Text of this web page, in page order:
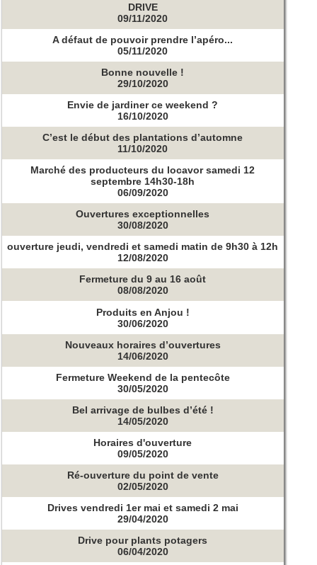
DRIVE
09/11/2020
A défaut de pouvoir prendre l’apéro...
05/11/2020
Bonne nouvelle !
29/10/2020
Envie de jardiner ce weekend ?
16/10/2020
C’est le début des plantations d’automne
11/10/2020
Marché des producteurs du locavor samedi 12
septembre 14h30-18h
06/09/2020
Ouvertures exceptionnelles
30/08/2020
ouverture jeudi, vendredi et samedi matin de 9h30 à 12h
12/08/2020
Fermeture du 9 au 16 août
08/08/2020
Produits en Anjou !
30/06/2020
Nouveaux horaires d’ouvertures
14/06/2020
Fermeture Weekend de la pentecôte
30/05/2020
Bel arrivage de bulbes d’été !
14/05/2020
Horaires d'ouverture
09/05/2020
Ré-ouverture du point de vente
02/05/2020
Drives vendredi 1er mai et samedi 2 mai
29/04/2020
Drive pour plants potagers
06/04/2020